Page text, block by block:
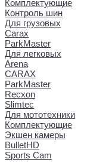
Комплектующие
Контроль шин
Для грузовых
Carax
ParkMaster
Для легковых
Arena
CARAX
ParkMaster
Recxon
Slimtec
Для мототехники
Комплектующие
Экшен камеры
BulletHD
Sports Cam